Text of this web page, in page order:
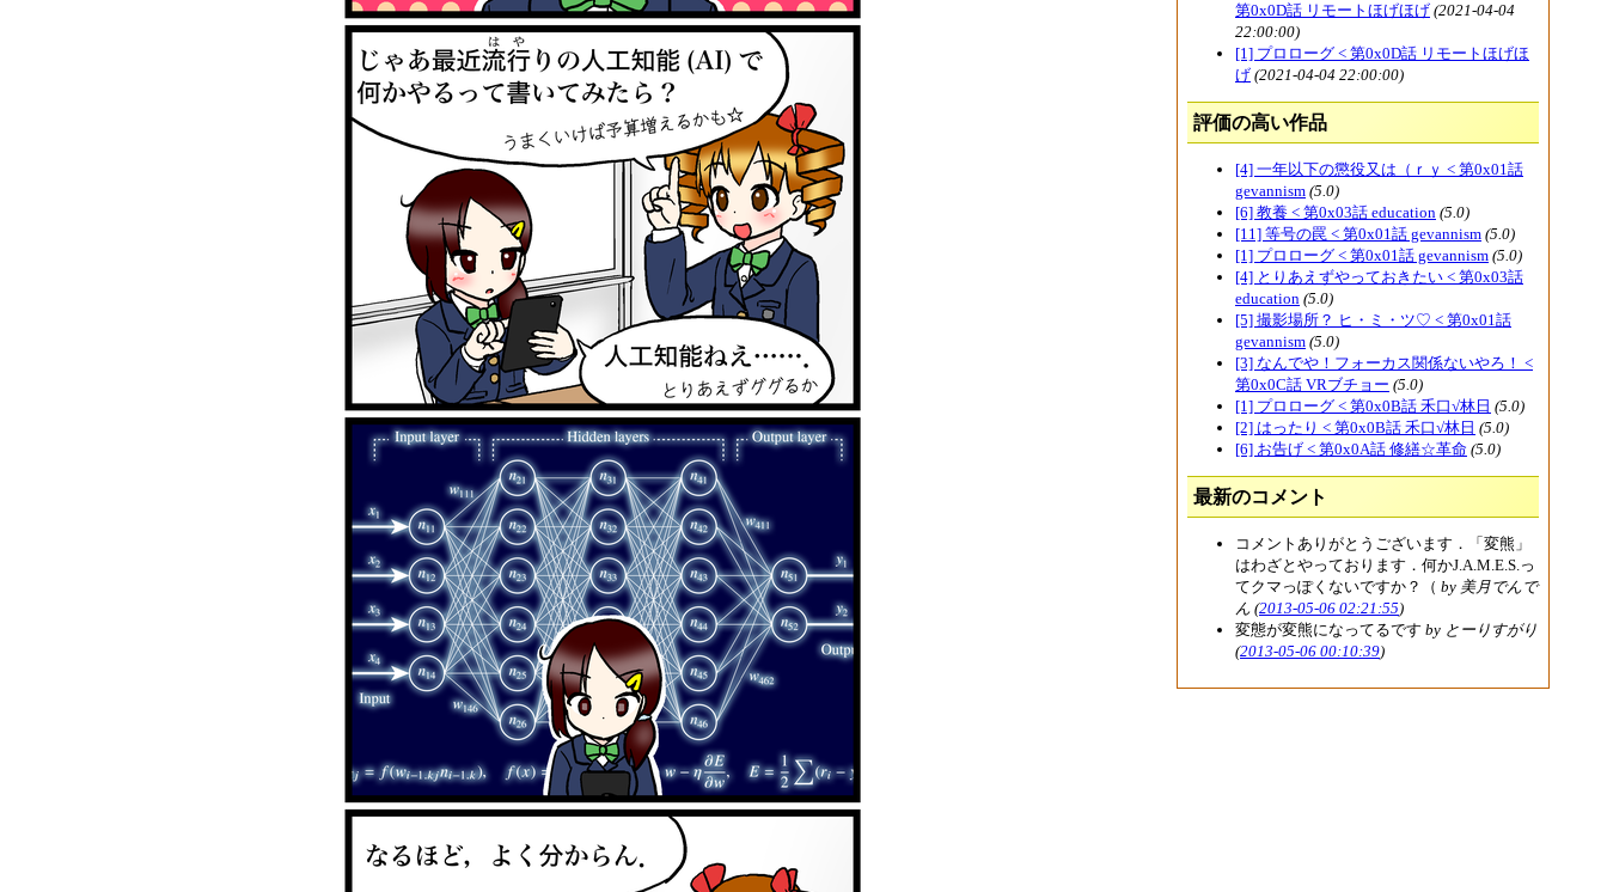
第0x0D話 リモートほげほげ (2021-04-04
22:00:00)
[1] プロローグ < 第0x0D話 リモートほげほ
げ (2021-04-04 22:00:00)
評価の高い作品
[4] 一年以下の懲役又は（ｒｙ < 第0x01話
gevannism (5.0)
[6] 教養 < 第0x03話 education (5.0)
[11] 等号の罠 < 第0x01話 gevannism (5.0)
[1] プロローグ < 第0x01話 gevannism (5.0)
[4] とりあえずやっておきたい < 第0x03話
education (5.0)
[5] 撮影場所？ ヒ・ミ・ツ♡ < 第0x01話
gevannism (5.0)
[3] なんでや！フォーカス関係ないやろ！ <
第0x0C話 VRブチョー (5.0)
[1] プロローグ < 第0x0B話 禾口√林日 (5.0)
[2] はったり < 第0x0B話 禾口√林日 (5.0)
[6] お告げ < 第0x0A話 修繕☆革命 (5.0)
最新のコメント
コメントありがとうございます．「変熊」
はわざとやっております．何かJ.A.M.E.S.っ
てクマっぽくないですか？（ by 美月でんで
ん (2013-05-06 02:21:55)
変態が変熊になってるです by とーりすがり
(2013-05-06 00:10:39)